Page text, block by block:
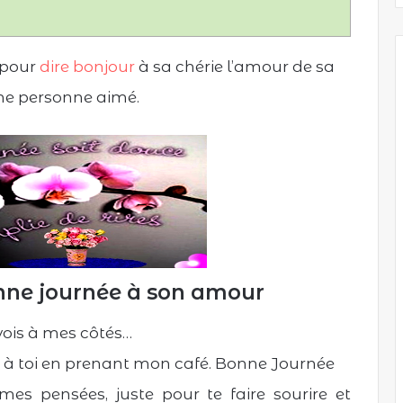
dire bonjour à sa chérie l’amour de sa
personne aimé.
journée à son amour
à mes côtés…
à toi en prenant mon café. Bonne Journée
pensées, juste pour te faire sourire et